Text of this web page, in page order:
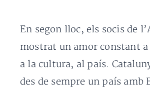
En segon lloc, els socis de
mostrat un amor constant
a la cultura, al país.
des de sempre un país amb